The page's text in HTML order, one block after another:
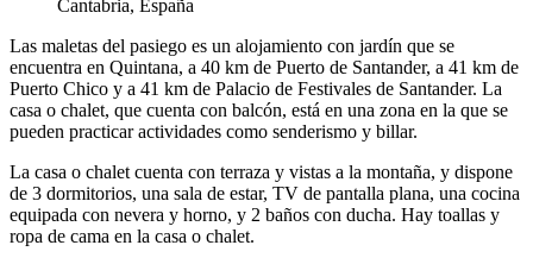
Cantabria, España
Las maletas del pasiego es un alojamiento con jardín que se
encuentra en Quintana, a 40 km de Puerto de Santander, a 41 km de
Puerto Chico y a 41 km de Palacio de Festivales de Santander. La
casa o chalet, que cuenta con balcón, está en una zona en la que se
pueden practicar actividades como senderismo y billar.
La casa o chalet cuenta con terraza y vistas a la montaña, y dispone
de 3 dormitorios, una sala de estar, TV de pantalla plana, una cocina
equipada con nevera y horno, y 2 baños con ducha. Hay toallas y
ropa de cama en la casa o chalet.